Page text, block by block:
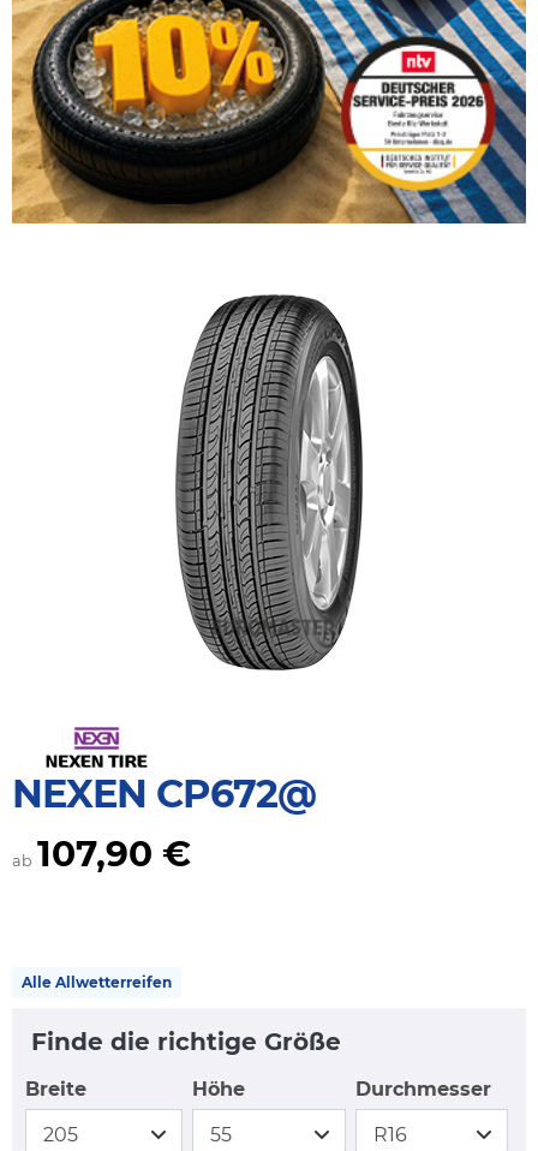
NEXEN CP672@
ab 107,90 €
Alle Allwetterreifen
Finde die richtige Größe
Breite Höhe Durchmesser